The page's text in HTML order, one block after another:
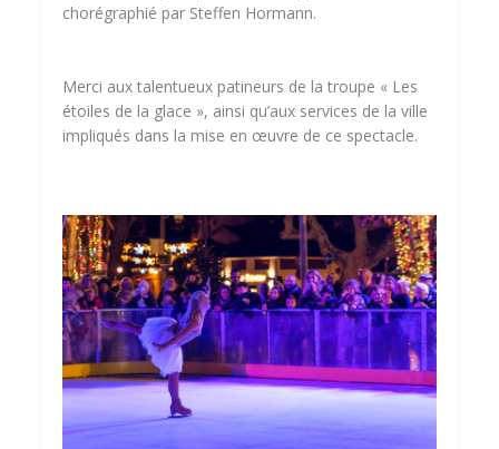
chorégraphié par Steffen Hormann.
Merci aux talentueux patineurs de la troupe « Les
étoiles de la glace », ainsi qu’aux services de la ville
impliqués dans la mise en œuvre de ce spectacle.